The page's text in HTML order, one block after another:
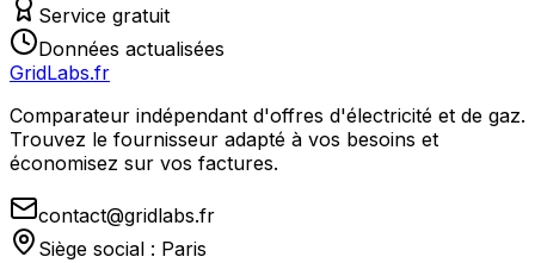
Service gratuit
Données actualisées
GridLabs.fr
Comparateur indépendant d'offres d'électricité et de gaz.
Trouvez le fournisseur adapté à vos besoins et
économisez sur vos factures.
contact@gridlabs.fr
Siège social : Paris